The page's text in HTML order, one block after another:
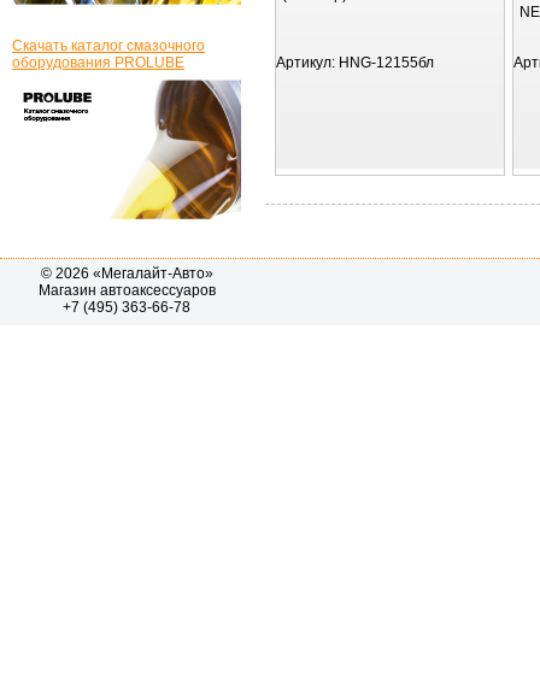
Артикул: HNG-12155бл
Скачать каталог смазочного
оборудования PROLUBE
© 2026 «Мегалайт-Авто»
Магазин автоаксессуаров
+7 (495) 363-66-78